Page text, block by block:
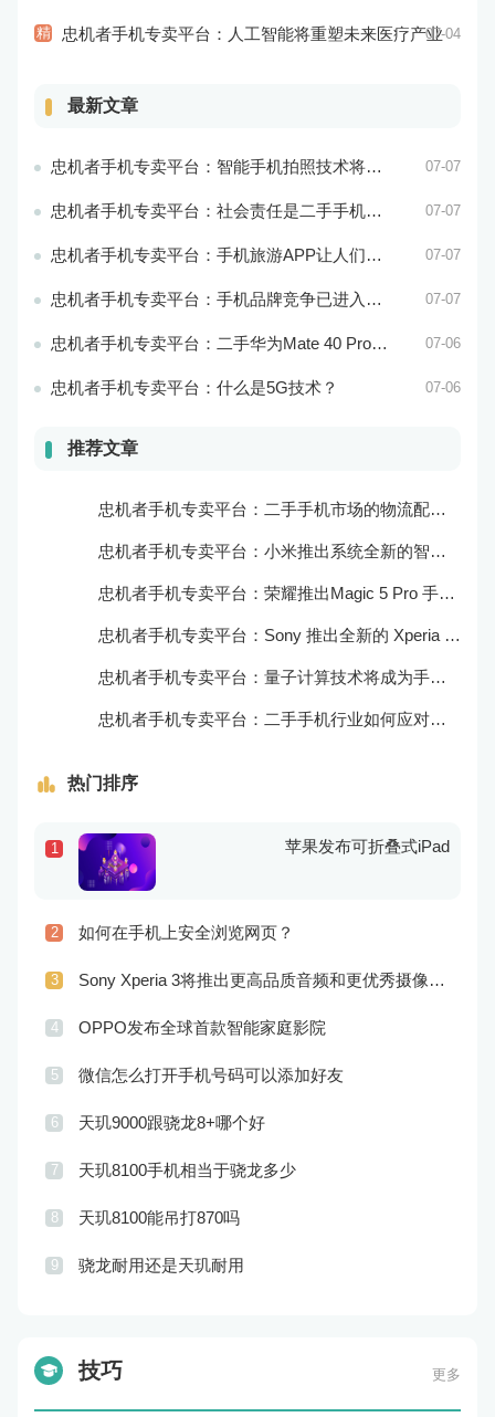
精 忠机者手机专卖平台：人工智能将重塑未来医疗产业07-04
最新文章
忠机者手机专卖平台：智能手机拍照技术将不断升级，成为手机行业的重要趋势 07-07
忠机者手机专卖平台：社会责任是二手手机市场的使命和价值所在 07-07
忠机者手机专卖平台：手机旅游APP让人们轻松出行 07-07
忠机者手机专卖平台：手机品牌竞争已进入新阶段 07-07
忠机者手机专卖平台：二手华为Mate 40 Pro市场价格持续下跌 07-06
忠机者手机专卖平台：什么是5G技术？ 07-06
推荐文章
忠机者手机专卖平台：二手手机市场的物流配送和出售方式
忠机者手机专卖平台：小米推出系统全新的智能厨房
忠机者手机专卖平台：荣耀推出Magic 5 Pro 手机，搭载麒麟9000处理器和5000万像素主摄像头
忠机者手机专卖平台：Sony 推出全新的 Xperia 1 III 手机，展现出卓越的技术和品质
忠机者手机专卖平台：量子计算技术将成为手机行业的新的发展方向
忠机者手机专卖平台：二手手机行业如何应对生态系统的要求
热门排序
1 苹果发布可折叠式iPad
2 如何在手机上安全浏览网页？
3 Sony Xperia 3将推出更高品质音频和更优秀摄像技术
4 OPPO发布全球首款智能家庭影院
5 微信怎么打开手机号码可以添加好友
6 天玑9000跟骁龙8+哪个好
7 天玑8100手机相当于骁龙多少
8 天玑8100能吊打870吗
9 骁龙耐用还是天玑耐用
技巧 更多